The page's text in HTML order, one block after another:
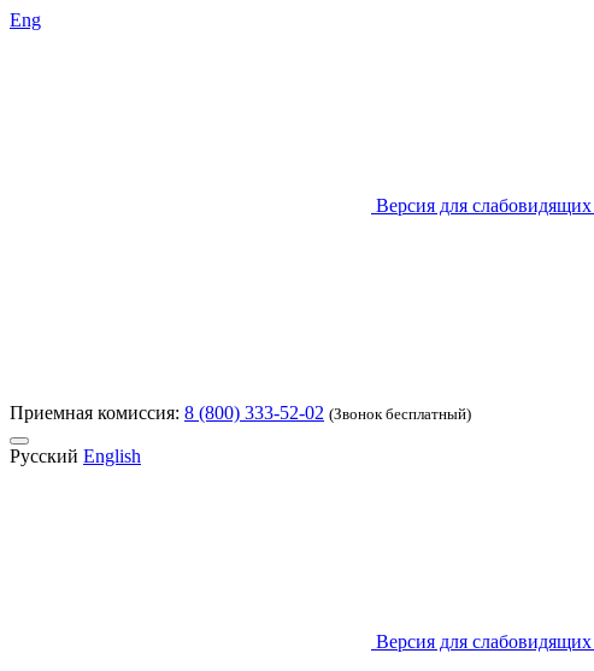
Eng
Версия для слабовидящих
Приемная комиссия: 8 (800) 333-52-02 (Звонок бесплатный)
Русский English
Версия для слабовидящих